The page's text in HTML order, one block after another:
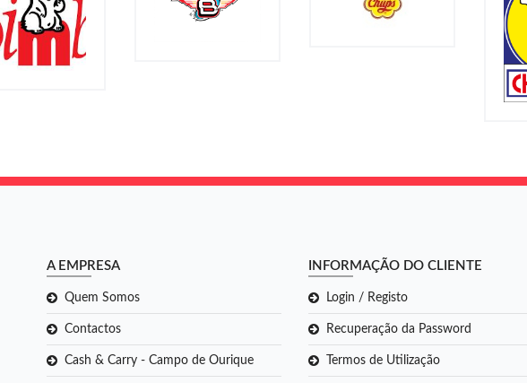
A EMPRESA
Quem Somos
Contactos
Cash & Carry - Campo de Ourique
INFORMAÇÃO DO CLIENTE
Login / Registo
Recuperação da Password
Termos de Utilização